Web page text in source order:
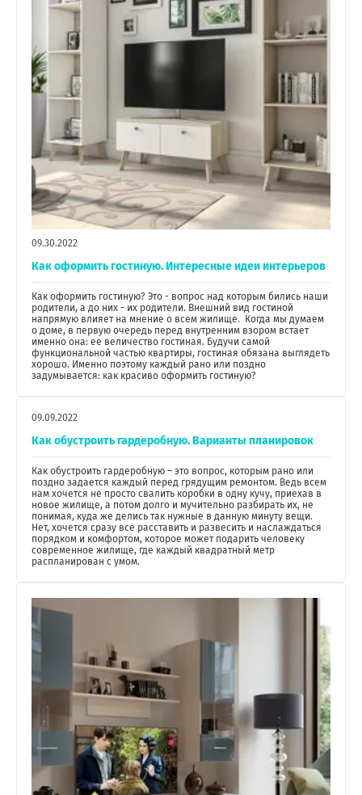
09.30.2022
Как оформить гостиную. Интересные идеи интерьеров
Как оформить гостиную? Это - вопрос над которым бились наши
родители, а до них - их родители. Внешний вид гостиной
напрямую влияет на мнение о всем жилище. Когда мы думаем
о доме, в первую очередь перед внутренним взором встает
именно она: ее величество гостиная. Будучи самой
функциональной частью квартиры, гостиная обязана выглядеть
хорошо. Именно поэтому каждый рано или поздно
задумывается: как красиво оформить гостиную?
09.09.2022
Как обустроить гардеробную. Варианты планировок
Как обустроить гардеробную – это вопрос, которым рано или
поздно задается каждый перед грядущим ремонтом. Ведь всем
нам хочется не просто свалить коробки в одну кучу, приехав в
новое жилище, а потом долго и мучительно разбирать их, не
понимая, куда же делись так нужные в данную минуту вещи.
Нет, хочется сразу все расставить и развесить и наслаждаться
порядком и комфортом, которое может подарить человеку
современное жилище, где каждый квадратный метр
распланирован с умом.